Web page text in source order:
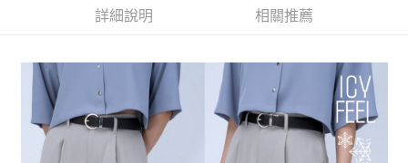
3.實際核准額度、可分期數及費用金額請依後續交易確認頁面所載為準。
4.訂單成立30分鐘內，如未前往確認交易或遇審核未通過，訂單將自動取
【繳款方式說明】
1.分期款項不併入電信帳單，「大哥付你分期」於每月結算日後寄送繳費提
醒簡訊。
2.透過簡訊連結打開帳單後，可選擇「超商條碼／台灣大直營門市／銀行轉
帳／街口支付／iPASS MONEY」等通路繳費。
３．安心：先確認商品／服務後，再付款。
【「AFTEE先享後付」結帳流程】
１．於結帳方式選擇「AFTEE先享後付」後，將跳轉至「AFTEE先享後付」
結帳頁面，進行簡訊認證並確認金額後，即可完成結帳。
２．訂單成立數日內，您將收到繳費通知簡訊。
每筆NT$80，滿NT$888(含以上)免運費
付款後 全家取貨
每筆NT$80，滿NT$888(含以上)免運費
7-11 取貨付款
詳細說明 相關推薦